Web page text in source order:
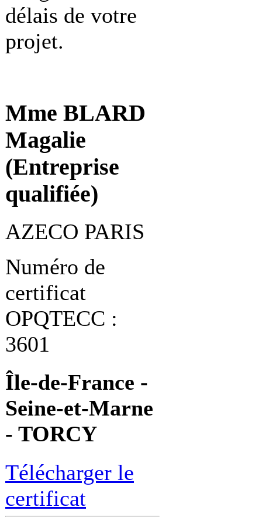
délais de votre
projet.
Mme BLARD
Magalie
(Entreprise
qualifiée)
AZECO PARIS
Numéro de
certificat
OPQTECC :
3601
Île-de-France -
Seine-et-Marne
- TORCY
Télécharger le
certificat